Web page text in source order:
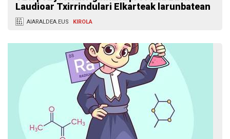
Laudioar Txirrindulari Elkarteak larunbatean
AIARALDEA.EUS KIROLA